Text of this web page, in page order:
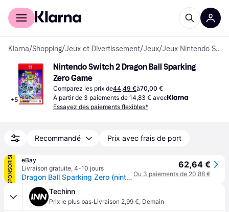
Acheter avec Klarna
Klarna/Shopping/Jeux et Divertissement/Jeux/ Jeux Nintendo Switch 2
+5
Nintendo Switch 2 Dragon Ball Sparking
Zero Game
Comparez les prix de44,49 €à70,00 €
À partir de 3 paiements de 14,83 € avec
Essayez des paiements flexibles*
Recommandé Prix avec frais de port
SPONSORISÉ
eBay
Livraison gratuite, 4-10 jours
Dragon Ball Sparking Zero (nintendo Switch 2) Switch-2 Stan (nintendo Switch 2)
62,64 €
Ou 3 paiements de 20,88 €
Techinn
Prix le plus bas·Livraison 2,99 €, Demain